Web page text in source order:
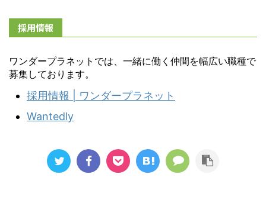
採用情報
ワンダープラネットでは、一緒に働く仲間を幅広い職種で
募集しております。
採用情報 | ワンダープラネット
Wantedly